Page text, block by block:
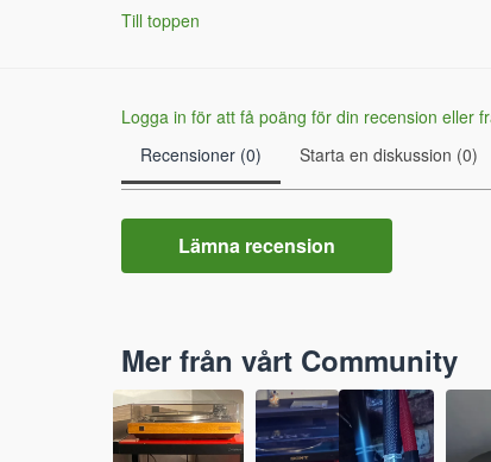
Till toppen
Logga in för att få poäng för din recension eller
Recensioner (0)
Starta en diskussion (0)
Lämna recension
Mer från vårt Community